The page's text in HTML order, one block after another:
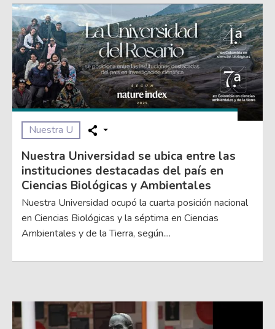
Nuestra U
Nuestra Universidad se ubica entre las
instituciones destacadas del país en
Ciencias Biológicas y Ambientales
Nuestra Universidad ocupó la cuarta posición nacional
en Ciencias Biológicas y la séptima en Ciencias
Ambientales y de la Tierra, según....